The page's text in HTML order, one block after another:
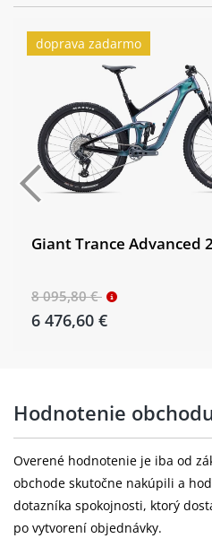
doprava zadarmo
Giant Trance Advanced
8 095,80 €
6 476,60 €
Hodnotenie
Overené hodnotenie je iba od
obchode skutočne nakúpili a
dotazníka spokojnosti, ktorý
po vytvorení objednávky.